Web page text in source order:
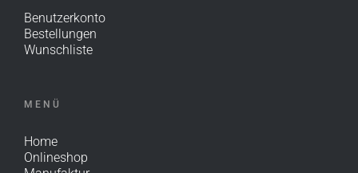
Benutzerkonto
Bestellungen
Wunschliste
MENÜ
Home
Onlineshop